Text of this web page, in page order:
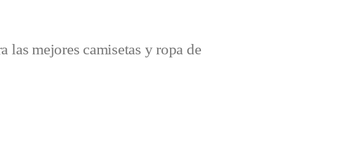
las mejores camisetas y ropa de